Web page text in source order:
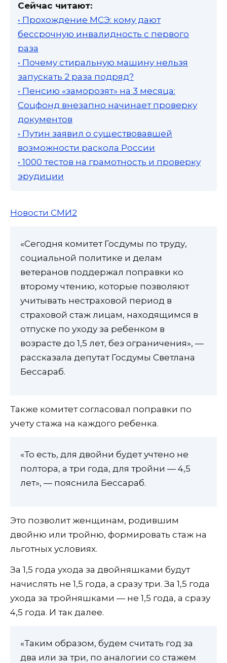
Сейчас читают:
• Прохождение МСЭ: кому дают
бессрочную инвалидность с первого
раза
• Почему стиральную машину нельзя
запускать 2 раза подряд?
• Пенсию «заморозят» на 3 месяца:
Соцфонд внезапно начинает проверку
документов
• Путин заявил о существовавшей
возможности раскола России
• 1000 тестов на грамотность и проверку
эрудиции
Новости СМИ2
«Сегодня комитет Госдумы по труду,
социальной политике и делам
ветеранов поддержал поправки ко
второму чтению, которые позволяют
учитывать нестраховой период в
страховой стаж лицам, находящимся в
отпуске по уходу за ребенком в
возрасте до 1,5 лет, без ограничения», —
рассказала депутат Госдумы Светлана
Бессараб.
Также комитет согласовал поправки по
учету стажа на каждого ребенка.
«То есть, для двойни будет учтено не
полтора, а три года, для тройни — 4,5
лет», — пояснила Бессараб.
Это позволит женщинам, родившим
двойню или тройню, формировать стаж на
льготных условиях.
За 1,5 года ухода за двойняшками будут
начислять не 1,5 года, а сразу три. За 1,5 года
ухода за тройняшками — не 1,5 года, а сразу
4,5 года. И так далее.
«Таким образом, будем считать год за
два или за три, по аналогии со стажем